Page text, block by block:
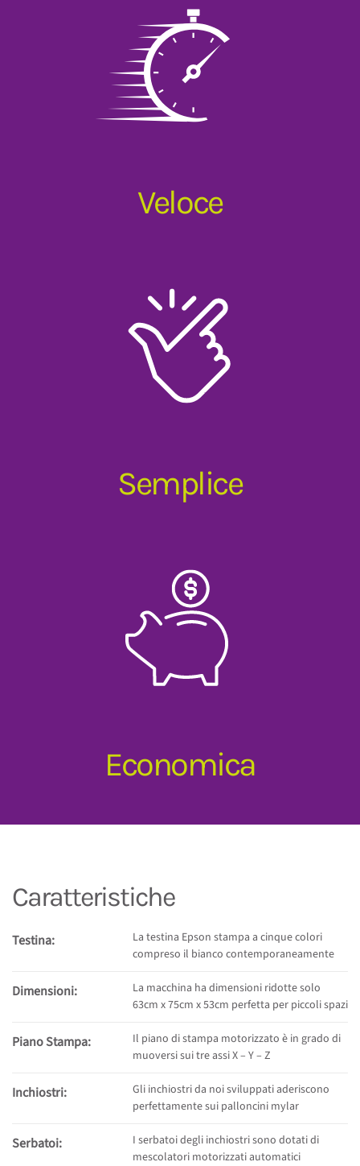
Veloce
Semplice
Economica
Caratteristiche
Testina:
La testina Epson stampa a cinque colori
compreso il bianco contemporaneamente
Dimensioni:
La macchina ha dimensioni ridotte solo
63cm x 75cm x 53cm perfetta per piccoli spazi
Piano Stampa:
Il piano di stampa motorizzato è in grado di
muoversi sui tre assi X – Y – Z
Inchiostri:
Gli inchiostri da noi sviluppati aderiscono
perfettamente sui palloncini mylar
Serbatoi:
I serbatoi degli inchiostri sono dotati di
mescolatori motorizzati automatici